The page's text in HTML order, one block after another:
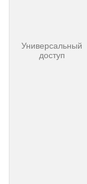
Универсальный
доступ